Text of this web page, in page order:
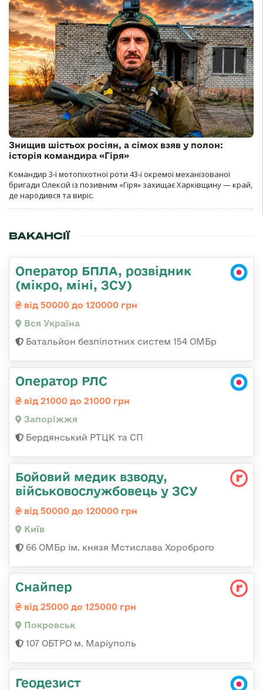
Знищив шістьох росіян, а сімох взяв у полон:
історія командира «Гіря»
Командир 3-ї мотопіхотної роти 43-ї окремої механізованої
бригади Олексій із позивним «Гіря» захищає Харківщину — край,
де народився та виріс.
ВАКАНСІЇ
Оператор БПЛА, розвідник
(мікро, міні, ЗСУ)
від 50000 до 120000 грн
Вся Україна
Батальйон безпілотних систем 154 ОМБр
Оператор РЛС
від 21000 до 21000 грн
Запоріжжя
Бердянський РТЦК та СП
Бойовий медик взводу,
військовослужбовець у ЗСУ
від 50000 до 120000 грн
Київ
66 ОМБр ім. князя Мстислава Хороброго
Снайпер
від 25000 до 125000 грн
Покровськ
107 ОБТРО м. Маріуполь
Геодезист